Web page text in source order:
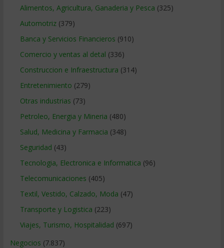
Alimentos, Agricultura, Ganaderia y Pesca (325)
Automotriz(379)
Banca y Servicios Financieros (910)
Comercio y ventas al detal (336)
Construccion e Infraestructura (314)
Entretenimiento (279)
Otras industrias (73)
Petroleo, Energia y Mineria (480)
Salud, Medicina y Farmacia (348)
Seguridad (43)
Tecnologia, Electronica e Informatica (96)
Telecomunicaciones (405)
Textil, Vestido, Calzado, Moda (47)
Transporte y Logistica (223)
Viajes, Turismo, Hospitalidad (697)
Negocios (7.837)